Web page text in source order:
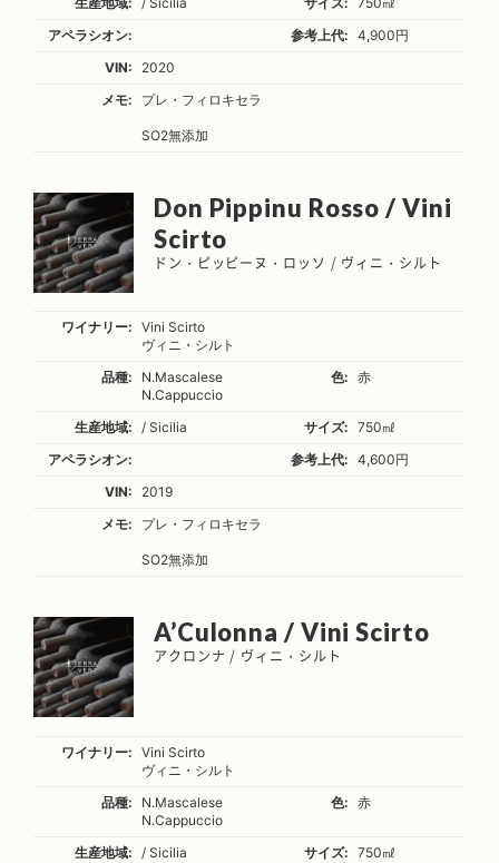
アペラシオン:
参考上代:
4,900円
VIN:
2020
メモ:
プレ・フィロキセラ
SO2無添加
Don Pippinu Rosso / Vini
Scirto
ドン・ピッピーヌ・ロッソ / ヴィニ・シルト
ワイナリー:
Vini Scirto
ヴィニ・シルト
品種:
N.Mascalese
N.Cappuccio
色: 赤
生産地域: / Sicilia サイズ:
750㎖
アペラシオン:
参考上代:
4,600円
VIN:
2019
メモ:
プレ・フィロキセラ
SO2無添加
A’Culonna / Vini Scirto
アクロンナ / ヴィニ・シルト
ワイナリー:
Vini Scirto
ヴィニ・シルト
品種:
N.Mascalese
N.Cappuccio
色: 赤
生産地域: / Sicilia サイズ:
750㎖